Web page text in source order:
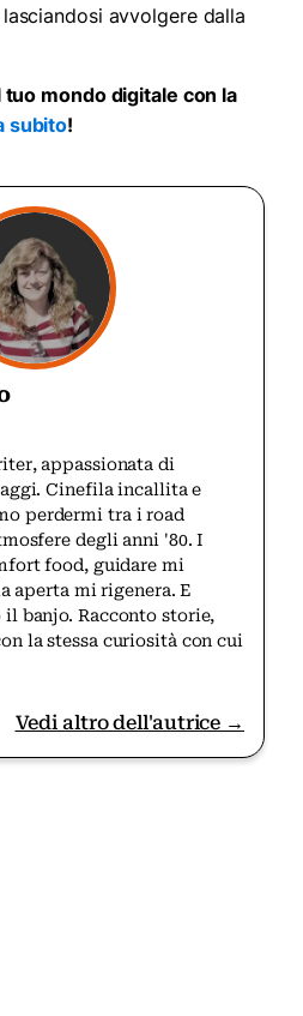
avvolgere dalla
mondo digitale con la
subito!
appassionata di
Cinefila incallita e
perdermi tra i road
degli anni '80. I
food, guidare mi
aperta mi rigenera. E
il banjo. Racconto storie,
la stessa curiosità con cui
Vedi altro dell'autrice →